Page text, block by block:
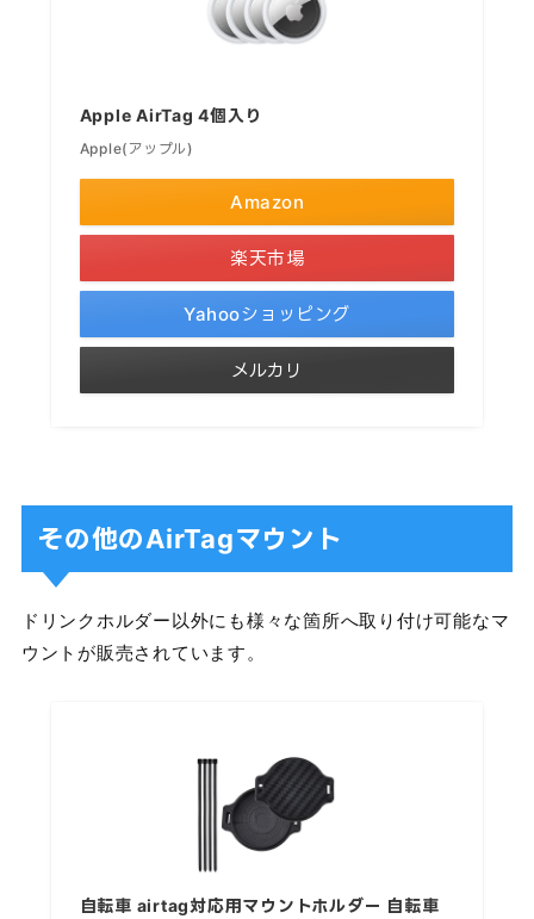
Apple AirTag 4個入り
Apple(アップル)
Amazon
楽天市場
Yahooショッピング
メルカリ
その他のAirTagマウント
ドリンクホルダー以外にも様々な箇所へ取り付け可能なマ
ウントが販売されています。
自転車 airtag対応用マウントホルダー 自転車